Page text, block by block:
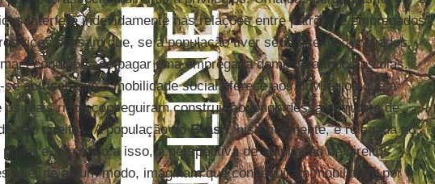
interfere indevidamente nas relações entre patrões e empregados".
ricos pensam que, se a população tiver seus direitos ampliados,
condições de pagar uma empregada doméstica todos os dias.
ao risco que a mobilidade social oferece aos privilégios que a
os mais ricos conseguiram construir ao longo dessa estrutura de
não direitos. A população doBrasil, historicamente, é relegada ao
e, em meio a isso, a perspectiva de ampliação de direitos
que, de algum modo, imaginam que conseguiram mobilidade por